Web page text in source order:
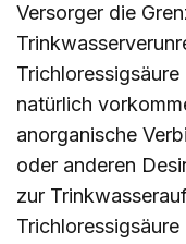
Versorger die
natürlich
anorganische
oder anderen
zur